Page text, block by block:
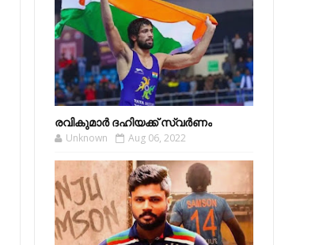
രവികുമാര്‍ ദഹിയക്ക് സ്വര്‍ണം
Unknown Aug 06, 2022